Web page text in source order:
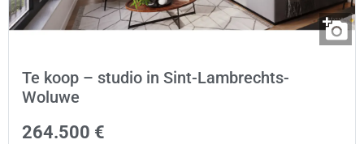
Te koop – studio in Sint-Lambrechts-
Woluwe
264.500 €